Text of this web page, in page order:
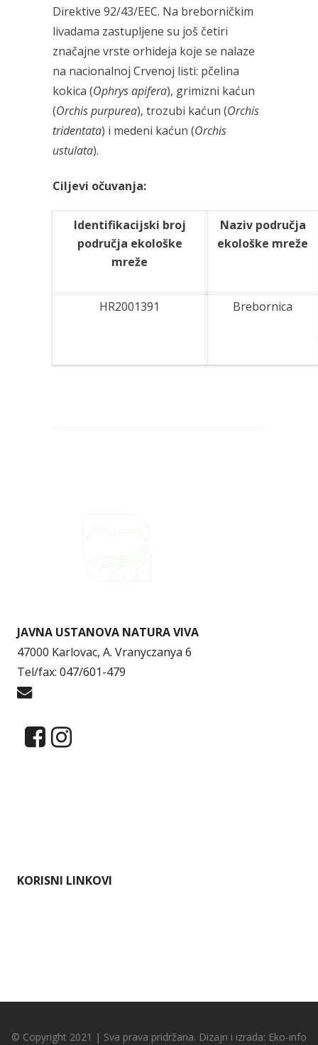
Direktive 92/43/EEC. Na breborničkim
livadama zastupljene su još četiri
značajne vrste orhideja koje se nalaze
na nacionalnoj Crvenoj listi: pčelina
kokica (Ophrys apifera), grimizni kaćun
(Orchis purpurea), trozubi kaćun (Orchis
tridentata) i medeni kaćun (Orchis
ustulata).
Ciljevi očuvanja:
Identifikacijski broj
područja ekološke
mreže
Naziv područja
ekološke mreže
HR2001391 Brebornica
JAVNA USTANOVA NATURA VIVA
47000 Karlovac, A. Vranyczanya 6
Tel/fax: 047/601-479
KORISNI LINKOVI
© Copyright 2021 | Sva prava pridržana. Dizajn i izrada: Eko-info